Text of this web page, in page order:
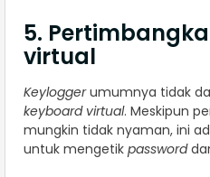
5.
virtual
Keyloggerumumnya tidak
keyboard virtual. Meskipun
mungkin tidak nyaman, ini
untuk mengetik password